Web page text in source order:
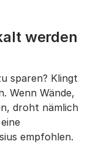
werden
sparen? Klingt
Wenn Wände,
droht nämlich
empfohlen.